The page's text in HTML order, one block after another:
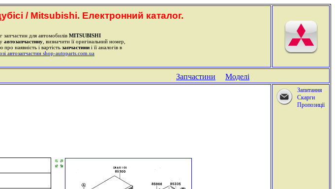
/ Mitsubishi. Електронний каталог.
запчастин для автомобилів MITSUBISHI
автозапчастину , визначити її оригінальний номер,
наявність і вартість запчастиниі її аналогів в
автозапчастин shop-autoparts.com.ua
Запчастини Моделі
Запитання
Скарги
Пропозиції